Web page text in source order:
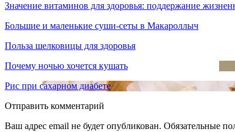
Значение витаминов для здоровья: поддержание
Большие и маленькие суши-сеты в Макароллыч
Польза шелковицы для здоровья
Почему ночью хочется кушать
Рис при сахарном диабете
Отправить комментарий
Ваш адрес email не будет опубликован. Обязательные